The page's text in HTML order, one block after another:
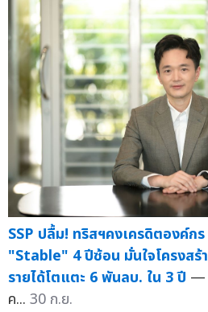
SSP ปลื้ม! ทริสฯคงเครดิตองค์ก
"Stable" 4 ปีซ้อน มั่นใจโครงสร้
รายได้โตแตะ 6 พันลบ. ใน 3 ปี —
ค... 30 ก.ย.